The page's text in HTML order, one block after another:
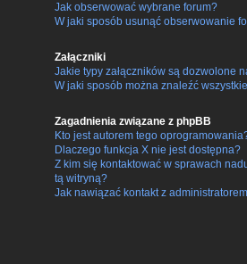
Jak obserwować wybrane forum?
W jaki sposób usunąć obserwowanie
Załączniki
Jakie typy załączników są dozwolone
W jaki sposób można znaleźć
Zagadnienia związane z phpBB
Kto jest autorem tego
Dlaczego funkcja X nie jest dostępna?
Z kim się kontaktować w sprawach
tą witryną?
Jak nawiązać kontakt z